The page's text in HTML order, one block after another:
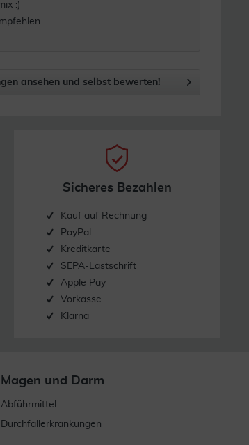
:)
ansehen und selbst bewerten!
Sicheres Bezahlen
Kauf auf Rechnung
PayPal
Kreditkarte
SEPA-Lastschrift
Apple Pay
Vorkasse
Klarna
Magen und Darm
Abführmittel
Durchfallerkrankungen